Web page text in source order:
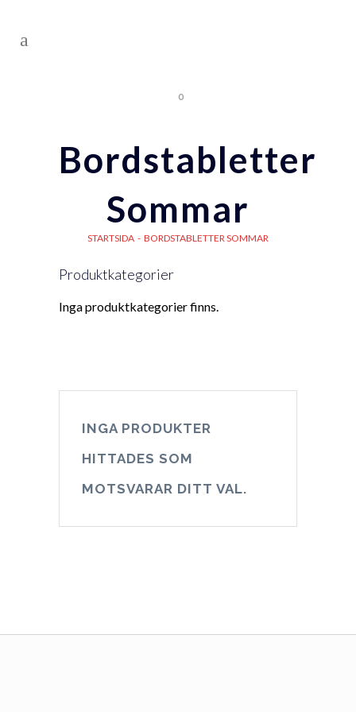
0
Bordstabletter
Sommar
STARTSIDA - BORDSTABLETTER SOMMAR
Produktkategorier
Inga produktkategorier finns.
INGA PRODUKTER
HITTADES SOM
MOTSVARAR DITT VAL.